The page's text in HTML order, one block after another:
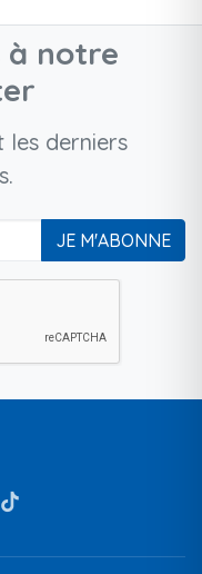
à notre
les derniers
JE M'ABONNE